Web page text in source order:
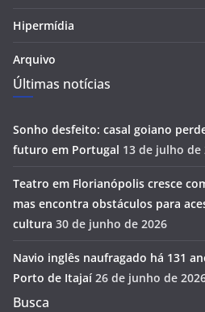
Hipermídia
Arquivo
Últimas notícias
Sonho desfeito: casal goiano
futuro em Portugal 13 de julho de
Teatro em Florianópolis cresce
mas encontra obstáculos para
cultura 30 de junho de 2026
Navio inglês naufragado há 131
Porto de Itajaí 26 de junho de
Busca